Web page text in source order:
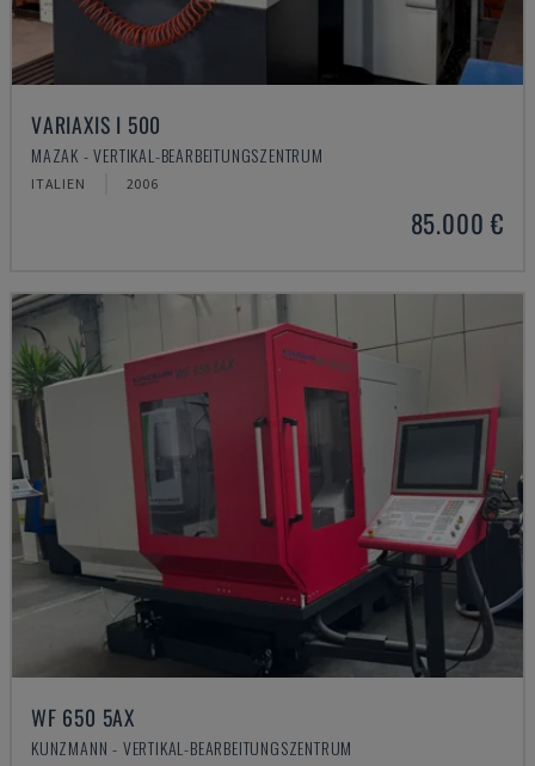
VARIAXIS I 500
MAZAK - VERTIKAL-BEARBEITUNGSZENTRUM
ITALIEN 2006
85.000 €
WF 650 5AX
KUNZMANN - VERTIKAL-BEARBEITUNGSZENTRUM